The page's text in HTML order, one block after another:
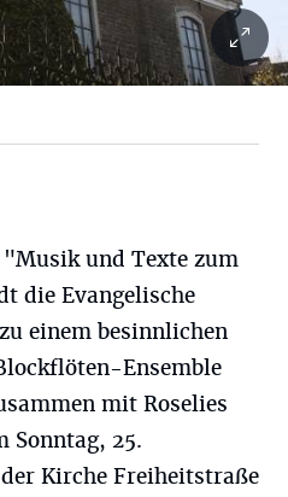
und Texte zum
die Evangelische
einem besinnlichen
Ensemble
mit Roselies
Sonntag, 25.
Kirche Freiheitstraße